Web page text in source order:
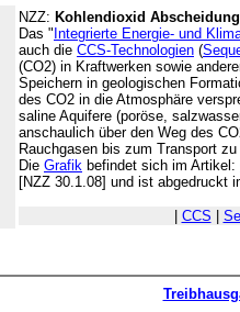
NZZ: Kohlendioxid
Das " Integrierte Energie- und
auch die CCS-Technologien (
(CO2) in Kraftwerken sowie
Speichern in geologischen
des CO2 in die Atmosphäre
saline Aquifere (poröse,
anschaulich über den Weg des
Rauchgasen bis zum Transport
Die Grafik befindet sich im Artikel:
[NZZ 30.1.08] und ist abgedruckt
CCS